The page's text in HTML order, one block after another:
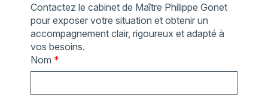
Contactez le cabinet de Maître Philippe Gonet
pour exposer votre situation et obtenir un
accompagnement clair, rigoureux et adapté à
vos besoins.
Nom *